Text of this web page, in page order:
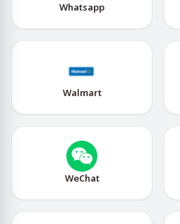
Whatsapp
Walmart
WeChat